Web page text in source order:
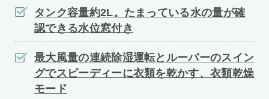
タンク容量約2L。たまっている水の量が確
認できる水位窓付き
最大風量の連続除湿運転とルーバーのスイン
グでスピーディーに衣類を乾かす、衣類乾燥
モード